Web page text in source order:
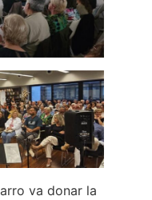
va donar la